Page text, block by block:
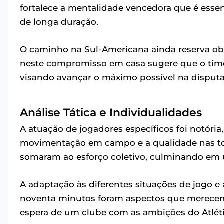
fortalece a mentalidade vencedora que é
de longa duração.
O caminho na Sul-Americana ainda reserva
neste compromisso em casa sugere que o
visando avançar o máximo possível na
Análise Tática e Individualidades
A atuação de jogadores específicos foi
movimentação em campo e a qualidade nas
somaram ao esforço coletivo, culminando
A adaptação às diferentes situações de jogo
noventa minutos foram aspectos que
espera de um clube com as ambições do